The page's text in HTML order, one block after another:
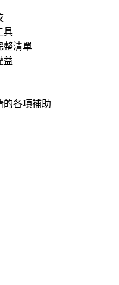
具
整清單
益
的各項補助